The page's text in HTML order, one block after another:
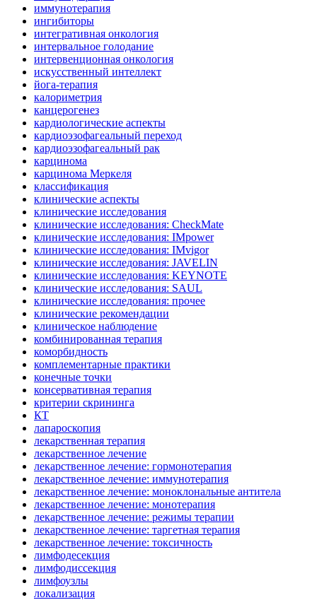
иммунотерапия
ингибиторы
интегративная онкология
интервальное голодание
интервенционная онкология
искусственный интеллект
йога-терапия
калориметрия
канцерогенез
кардиологические аспекты
кардиоэзофагеальный переход
кардиоэзофагеальный рак
карцинома
карцинома Меркеля
классификация
клинические аспекты
клинические исследования
клинические исследования: CheckMate
клинические исследования: IMpower
клинические исследования: IMvigor
клинические исследования: JAVELIN
клинические исследования: KEYNOTE
клинические исследования: SAUL
клинические исследования: прочее
клинические рекомендации
клиническое наблюдение
комбинированная терапия
коморбидность
комплементарные практики
конечные точки
консервативная терапия
критерии скрининга
КТ
лапароскопия
лекарственная терапия
лекарственное лечение
лекарственное лечение: гормонотерапия
лекарственное лечение: иммунотерапия
лекарственное лечение: моноклональные антитела
лекарственное лечение: монотерапия
лекарственное лечение: режимы терапии
лекарственное лечение: таргетная терапия
лекарственное лечение: токсичность
лимфодесекция
лимфодиссекция
лимфоузлы
локализация